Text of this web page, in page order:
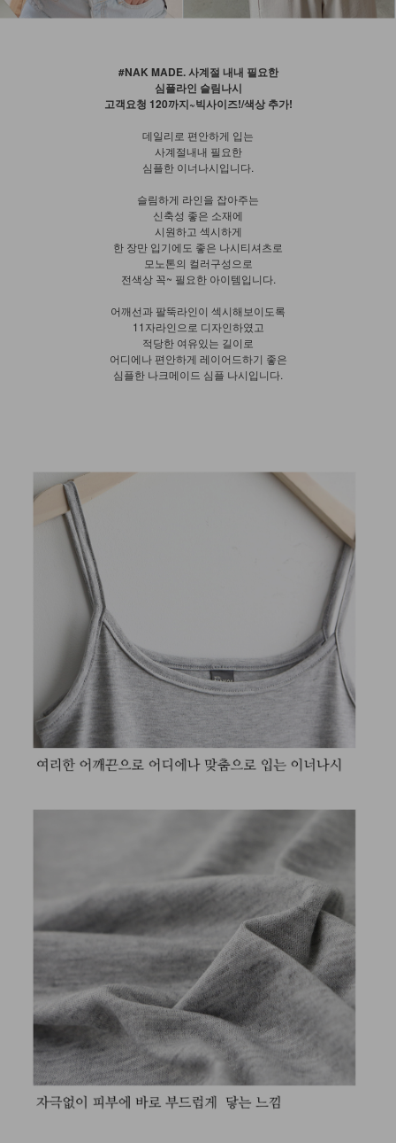
#NAK MADE. 사계절 내내 필요한
심플라인 슬림나시
고객요청 120까지~빅사이즈!/색상 추가!
데일리로 편안하게 입는
사계절내내 필요한
심플한 이너나시입니다.
슬림하게 라인을 잡아주는
신축성 좋은 소재에
시원하고 섹시하게
한 장만 입기에도 좋은 나시티셔츠로
모노톤의 컬러구성으로
전색상 꼭~ 필요한 아이템입니다.
어깨선과 팔뚝라인이 섹시해보이도록
11자라인으로 디자인하였고
적당한 여유있는 길이로
어디에나 편안하게 레이어드하기 좋은
심플한 나크메이드 심플 나시입니다.